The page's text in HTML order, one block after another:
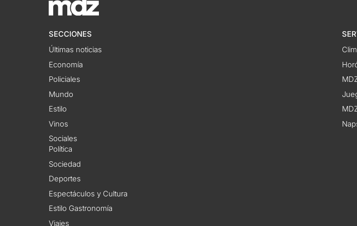
SECCIONES
Últimas noticias
Economía
Policiales
Mundo
Estilo
Vinos
Sociales
Política
Sociedad
Deportes
Espectáculos y Cultura
Estilo Gastronomía
Viajes